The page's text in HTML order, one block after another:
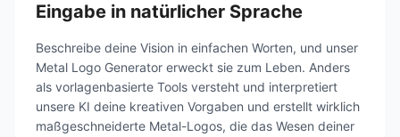
Eingabe in natürlicher Sprache
Beschreibe deine Vision in einfachen Worten, und unser
Metal Logo Generator erweckt sie zum Leben. Anders
als vorlagenbasierte Tools versteht und interpretiert
unsere KI deine kreativen Vorgaben und erstellt wirklich
maßgeschneiderte Metal-Logos, die das Wesen deiner